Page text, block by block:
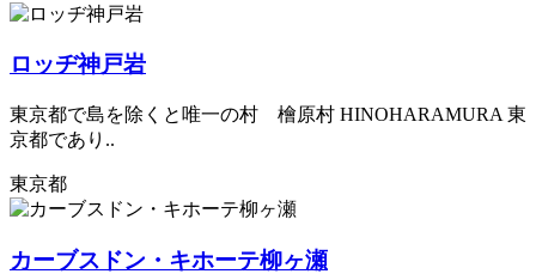
ロッヂ神戸岩
東京都で島を除くと唯一の村 檜原村 HINOHARAMURA 東
京都であり..
東京都
カーブスドン・キホーテ柳ヶ瀬